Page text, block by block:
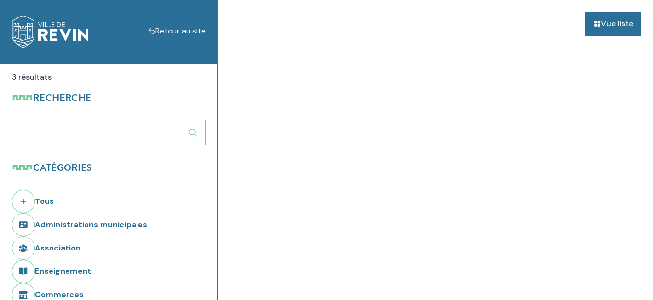
Retour au site
3 résultats
RECHERCHE
CATÉGORIES
Tous
Administrations municipales
Association
Enseignement
Commerces
Vue liste